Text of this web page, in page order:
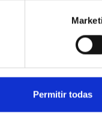
Permitir todas